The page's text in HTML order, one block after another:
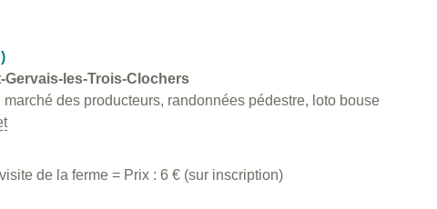
les-Trois-Clochers
des producteurs, randonnées pédestre, loto bouse
de la ferme = Prix : 6 € (sur inscription)